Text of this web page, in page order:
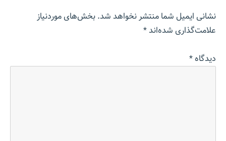
نشانی ایمیل شما منتشر نخواهد شد.بخش‌های موردنیاز
علامت‌گذاری شده‌اند*
دیدگاه*